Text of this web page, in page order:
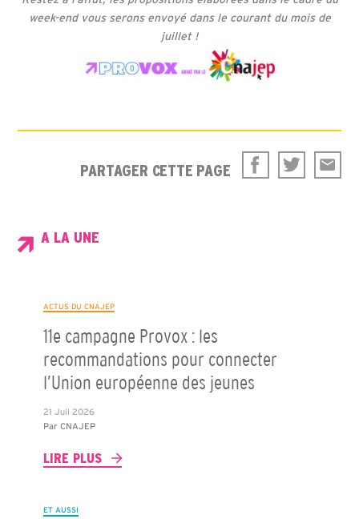
week-end vous serons envoyé dans le courant du mois de
juillet !
PARTAGER CETTE PAGE
A LA UNE
ACTUS DU CNAJEP
11e campagne Provox : les
recommandations pour connecter
l’Union européenne des jeunes
21 Juil 2026
Par CNAJEP
LIRE PLUS
ET AUSSI